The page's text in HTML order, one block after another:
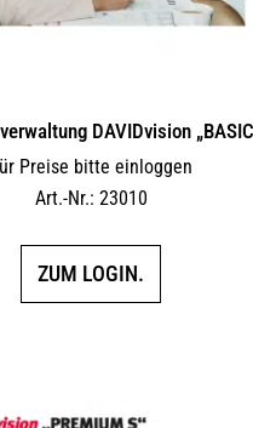
DAVIDvision
Preise bitte einloggen
Art.-Nr.: 23010
ZUM LOGIN.